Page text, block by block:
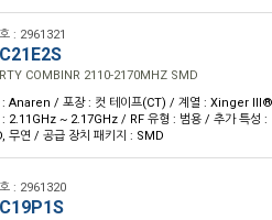
: 2961321
COMBINR 2110-2170MHZ SMD
: Anaren / 포장 : 컷 테이프(CT) / 계열 : Xinger
: 2.11GHz ~ 2.17GHz / RF 유형 : 범용 / 추가 특성
무연 / 공급 장치 패키지 : SMD
: 2961320